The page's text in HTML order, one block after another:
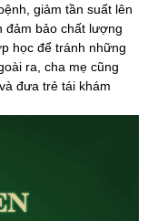
giảm tần suất lên
đảm bảo chất lượng
học để tránh những
ra, cha mẹ cũng
đưa trẻ tái khám